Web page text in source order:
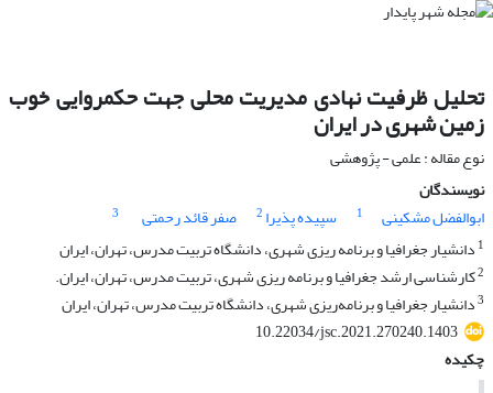
تحلیل ظرفیت نهادی مدیریت محلی جهت حکمروایی خوب
زمین شهری در ایران
نوع مقاله : علمی - پژوهشی
نویسندگان
ابوالفضل مشکینی
1 سپیده پذیرا 2 صفر قائد رحمتی
3
1 دانشیار جغرافیا و برنامه ریزی شهری، دانشگاه تربیت مدرس، تهران، ایران
2کارشناسی ارشد جغرافیا و برنامه ریزی شهری، تربیت مدرس، تهران، ایران.
3دانشیار جغرافیا و برنامه‌ریزی شهری، دانشگاه تربیت مدرس، تهران، ایران
10.22034/jsc.2021.270240.1403
چکیده